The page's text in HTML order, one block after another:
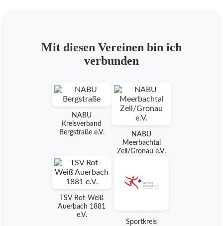
Mit diesen Vereinen bin ich
verbunden
NABU
Kreisverband
Bergstraße e.V.
NABU
Meerbachtal
Zell/Gronau e.V.
TSV Rot-Weiß
Auerbach 1881
e.V.
Sportkreis